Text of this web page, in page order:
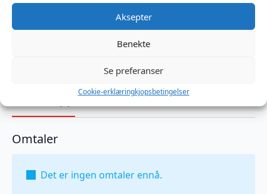
Aksepter
Benekte
Se preferanser
Cookie-erklæringkjopsbetingelser
Cage
antall
Produktnummer:OPR3330055
Kukbur
Omtaler
Det er ingen omtaler ennå.